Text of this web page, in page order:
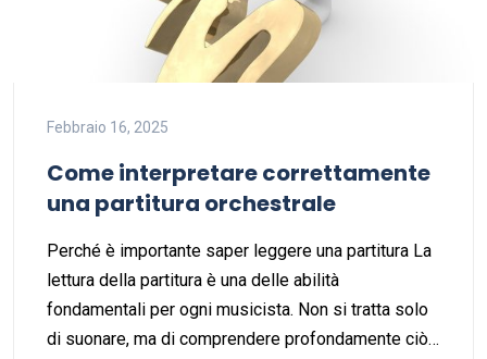
Febbraio 16, 2025
Come interpretare correttamente
una partitura orchestrale
Perché è importante saper leggere una partitura La
lettura della partitura è una delle abilità
fondamentali per ogni musicista. Non si tratta solo
di suonare, ma di comprendere profondamente ciò…